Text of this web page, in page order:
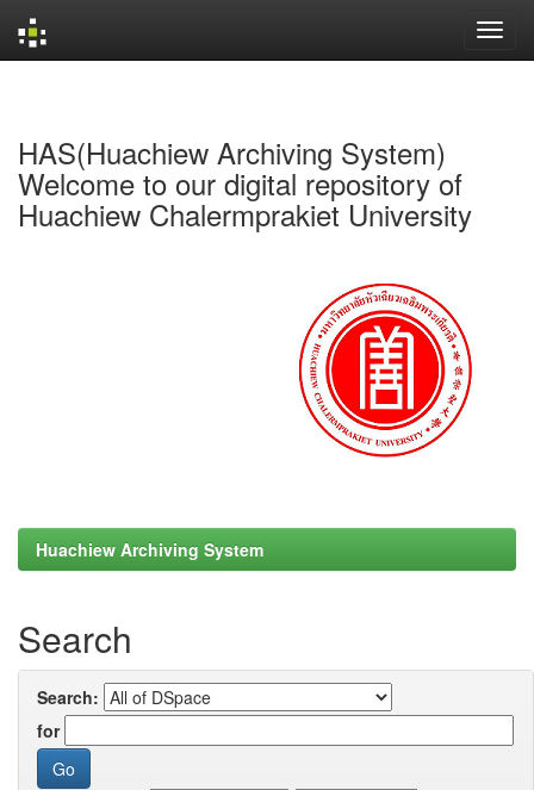
HAS(Huachiew Archiving System)
Welcome to our digital repository of
Huachiew Chalermprakiet University
Huachiew Archiving System
Search
Search:
for